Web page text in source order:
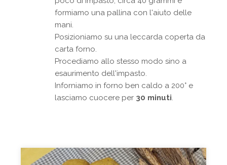
formiamo una pallina con l'aiuto delle
mani.
Posizioniamo su una leccarda coperta da
carta forno.
Procediamo allo stesso modo sino a
esaurimento dell'impasto.
Inforniamo in forno ben caldo a 200° e
lasciamo cuocere per 30 minuti.